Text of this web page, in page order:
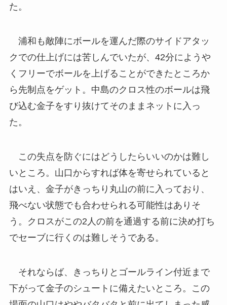
た。
浦和も敵陣にボールを運んだ際のサイドアタッ
クでの仕上げには苦しんでいたが、42分にようや
くフリーでボールを上げることができたところか
ら先制点をゲット。中島のクロス性のボールは飛
び込む金子をすり抜けてそのままネットに入っ
た。
この失点を防ぐにはどうしたらいいのかは難し
いところ。山口からすれば体を寄せられていると
はいえ、金子がきっちり丸山の前に入っており、
飛べない状態でも合わせられる可能性はありそ
う。クロスがこの2人の前を通過する前に決め打ち
でセーブに行くのは難しそうである。
それならば、きっちりとゴールライン付近まで
下がって金子のシュートに備えたいところ。この